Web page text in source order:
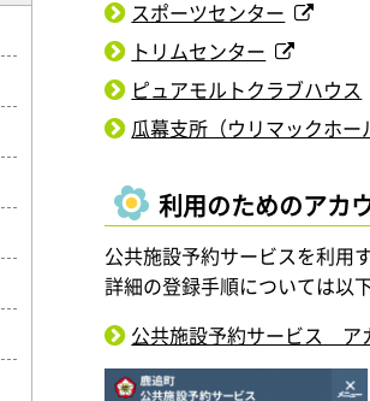
スポーツセンター
トリムセンター
ピュアモルトクラブハウス
瓜幕支所（ウリマックホー
利用のためのアカ
公共施設予約サービスを利用
詳細の登録手順については以
公共施設予約サービス ア